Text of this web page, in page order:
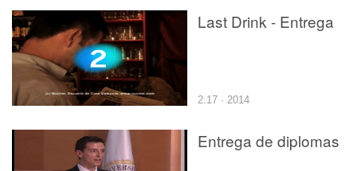
Last Drink - Entrega
2:17 · 2014
Entrega de diplomas